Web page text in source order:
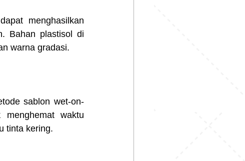
menghasilkan
Bahan plastisol di
warna gradasi.
sablon wet-on-
waktu
tinta kering.